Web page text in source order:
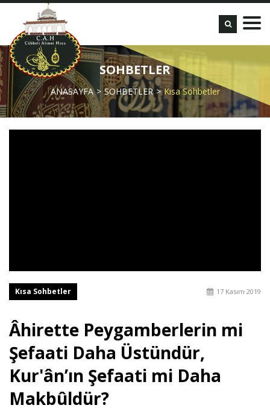
SOHBETLER
ANASAYFA SOHBETLER Kısa Sohbetler
Kısa Sohbetler 17 Kasım 2019
Âhirette Peygamberlerin mi
Şefaati Daha Üstündür,
Kur'ân’ın Şefaati mi Daha
Makbûldür?